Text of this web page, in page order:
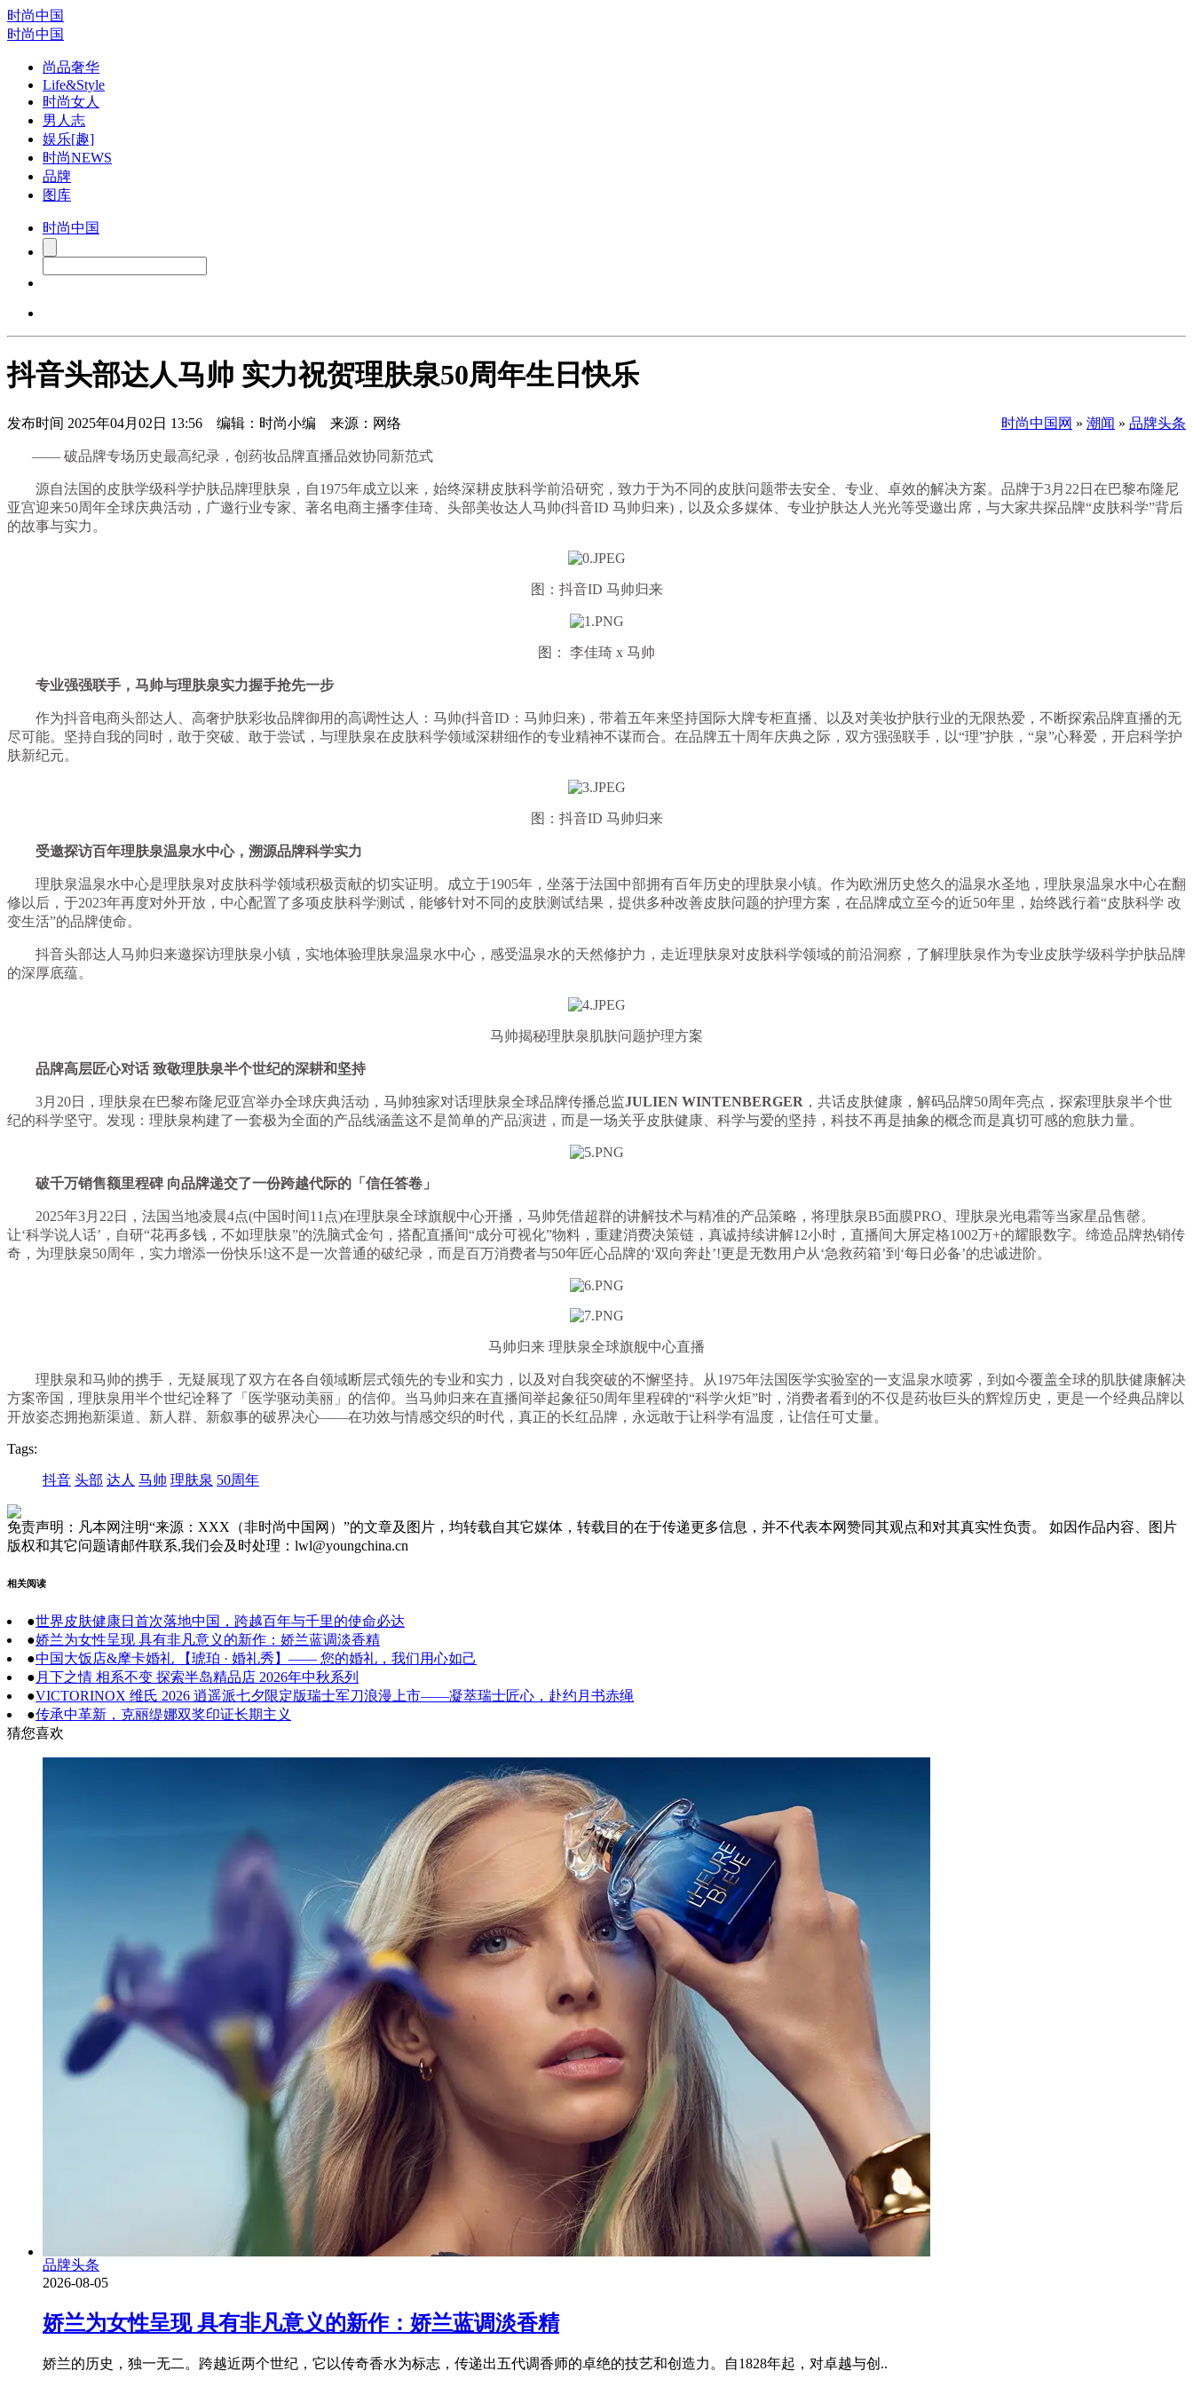
时尚中国
时尚中国
尚品奢华
Life&Style
时尚女人
男人志
娱乐[趣]
时尚NEWS
品牌
图库
时尚中国
抖音头部达人马帅 实力祝贺理肤泉50周年生日快乐
发布时间 2025年04月02日 13:56 编辑：时尚小编 来源：网络 时尚中国网 » 潮闻 » 品牌头条
—— 破品牌专场历史最高纪录，创药妆品牌直播品效协同新范式
源自法国的皮肤学级科学护肤品牌理肤泉，自1975年成立以来，始终深耕皮肤科学前沿研究，致力于为不同的皮肤问题带去安全、专业、卓效的解决方案。品牌于3月22日在巴黎布隆尼
亚宫迎来50周年全球庆典活动，广邀行业专家、著名电商主播李佳琦、头部美妆达人马帅(抖音ID 马帅归来)，以及众多媒体、专业护肤达人光光等受邀出席，与大家共探品牌“皮肤科学”背后
的故事与实力。
图：抖音ID 马帅归来
图： 李佳琦 x 马帅
专业强强联手，马帅与理肤泉实力握手抢先一步
作为抖音电商头部达人、高奢护肤彩妆品牌御用的高调性达人：马帅(抖音ID：马帅归来)，带着五年来坚持国际大牌专柜直播、以及对美妆护肤行业的无限热爱，不断探索品牌直播的无
尽可能。坚持自我的同时，敢于突破、敢于尝试，与理肤泉在皮肤科学领域深耕细作的专业精神不谋而合。在品牌五十周年庆典之际，双方强强联手，以“理”护肤，“泉”心释爱，开启科学护
肤新纪元。
图：抖音ID 马帅归来
受邀探访百年理肤泉温泉水中心，溯源品牌科学实力
理肤泉温泉水中心是理肤泉对皮肤科学领域积极贡献的切实证明。成立于1905年，坐落于法国中部拥有百年历史的理肤泉小镇。作为欧洲历史悠久的温泉水圣地，理肤泉温泉水中心在翻
修以后，于2023年再度对外开放，中心配置了多项皮肤科学测试，能够针对不同的皮肤测试结果，提供多种改善皮肤问题的护理方案，在品牌成立至今的近50年里，始终践行着“皮肤科学 改
变生活”的品牌使命。
抖音头部达人马帅归来邀探访理肤泉小镇，实地体验理肤泉温泉水中心，感受温泉水的天然修护力，走近理肤泉对皮肤科学领域的前沿洞察，了解理肤泉作为专业皮肤学级科学护肤品牌
的深厚底蕴。
马帅揭秘理肤泉肌肤问题护理方案
品牌高层匠心对话 致敬理肤泉半个世纪的深耕和坚持
3月20日，理肤泉在巴黎布隆尼亚宫举办全球庆典活动，马帅独家对话理肤泉全球品牌传播总监JULIEN WINTENBERGER ，共话皮肤健康，解码品牌50周年亮点，探索理肤泉半个世
纪的科学坚守。发现：理肤泉构建了一套极为全面的产品线涵盖这不是简单的产品演进，而是一场关乎皮肤健康、科学与爱的坚持，科技不再是抽象的概念而是真切可感的愈肤力量。
破千万销售额里程碑 向品牌递交了一份跨越代际的「信任答卷」
2025年3月22日，法国当地凌晨4点(中国时间11点)在理肤泉全球旗舰中心开播，马帅凭借超群的讲解技术与精准的产品策略，将理肤泉B5面膜PRO、理肤泉光电霜等当家星品售罄。
让‘科学说人话’，自研“花再多钱，不如理肤泉”的洗脑式金句，搭配直播间“成分可视化”物料，重建消费决策链，真诚持续讲解12小时，直播间大屏定格1002万+的耀眼数字。缔造品牌热销传
奇，为理肤泉50周年，实力增添一份快乐!这不是一次普通的破纪录，而是百万消费者与50年匠心品牌的‘双向奔赴’!更是无数用户从‘急救药箱’到‘每日必备’的忠诚进阶。
马帅归来 理肤泉全球旗舰中心直播
理肤泉和马帅的携手，无疑展现了双方在各自领域断层式领先的专业和实力，以及对自我突破的不懈坚持。从1975年法国医学实验室的一支温泉水喷雾，到如今覆盖全球的肌肤健康解决
方案帝国，理肤泉用半个世纪诠释了「医学驱动美丽」的信仰。当马帅归来在直播间举起象征50周年里程碑的“科学火炬”时，消费者看到的不仅是药妆巨头的辉煌历史，更是一个经典品牌以
开放姿态拥抱新渠道、新人群、新叙事的破界决心——在功效与情感交织的时代，真正的长红品牌，永远敢于让科学有温度，让信任可丈量。
Tags:
抖音 头部 达人 马帅 理肤泉 50周年
免责声明：凡本网注明“来源：XXX（非时尚中国网）”的文章及图片，均转载自其它媒体，转载目的在于传递更多信息，并不代表本网赞同其观点和对其真实性负责。 如因作品内容、图片
版权和其它问题请邮件联系,我们会及时处理：lwl@youngchina.cn
相关阅读
●世界皮肤健康日首次落地中国，跨越百年与千里的使命必达
●娇兰为女性呈现 具有非凡意义的新作：娇兰蓝调淡香精
●中国大饭店&摩卡婚礼 【琥珀 · 婚礼秀】—— 您的婚礼，我们用心如己
● 月下之情 相系不变 探索半岛精品店 2026年中秋系列
●VICTORINOX 维氏 2026 逍遥派七夕限定版瑞士军刀浪漫上市——凝萃瑞士匠心，赴约月书赤绳
●传承中革新，克丽缇娜双奖印证长期主义
猜您喜欢
品牌头条
2026-08-05
娇兰为女性呈现 具有非凡意义的新作：娇兰蓝调淡香精
娇兰的历史，独一无二。跨越近两个世纪，它以传奇香水为标志，传递出五代调香师的卓绝的技艺和创造力。自1828年起，对卓越与创..